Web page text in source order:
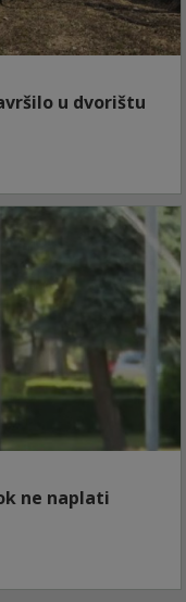
u dvorištu
ne naplati